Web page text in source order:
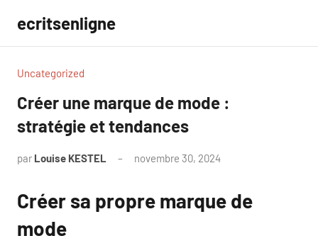
contenu
ecritsenligne
Uncategorized
Créer une marque de mode :
stratégie et tendances
par Louise KESTEL novembre 30, 2024
Créer sa propre marque de
mode